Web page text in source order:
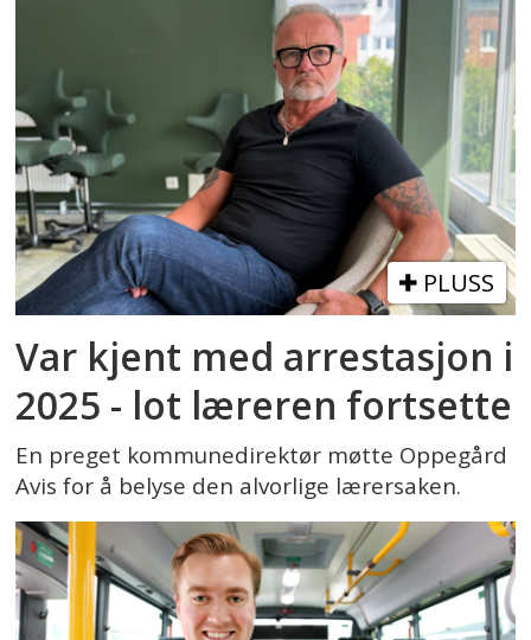
PLUSS
Var kjent med arrestasjon i
2025 - lot læreren fortsette
En preget kommunedirektør møtte Oppegård
Avis for å belyse den alvorlige lærersaken.